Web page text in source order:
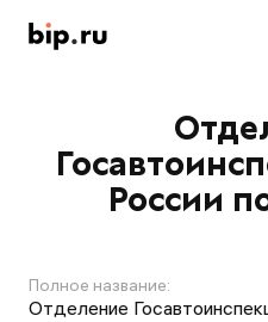
России
Полное название:
Отделение